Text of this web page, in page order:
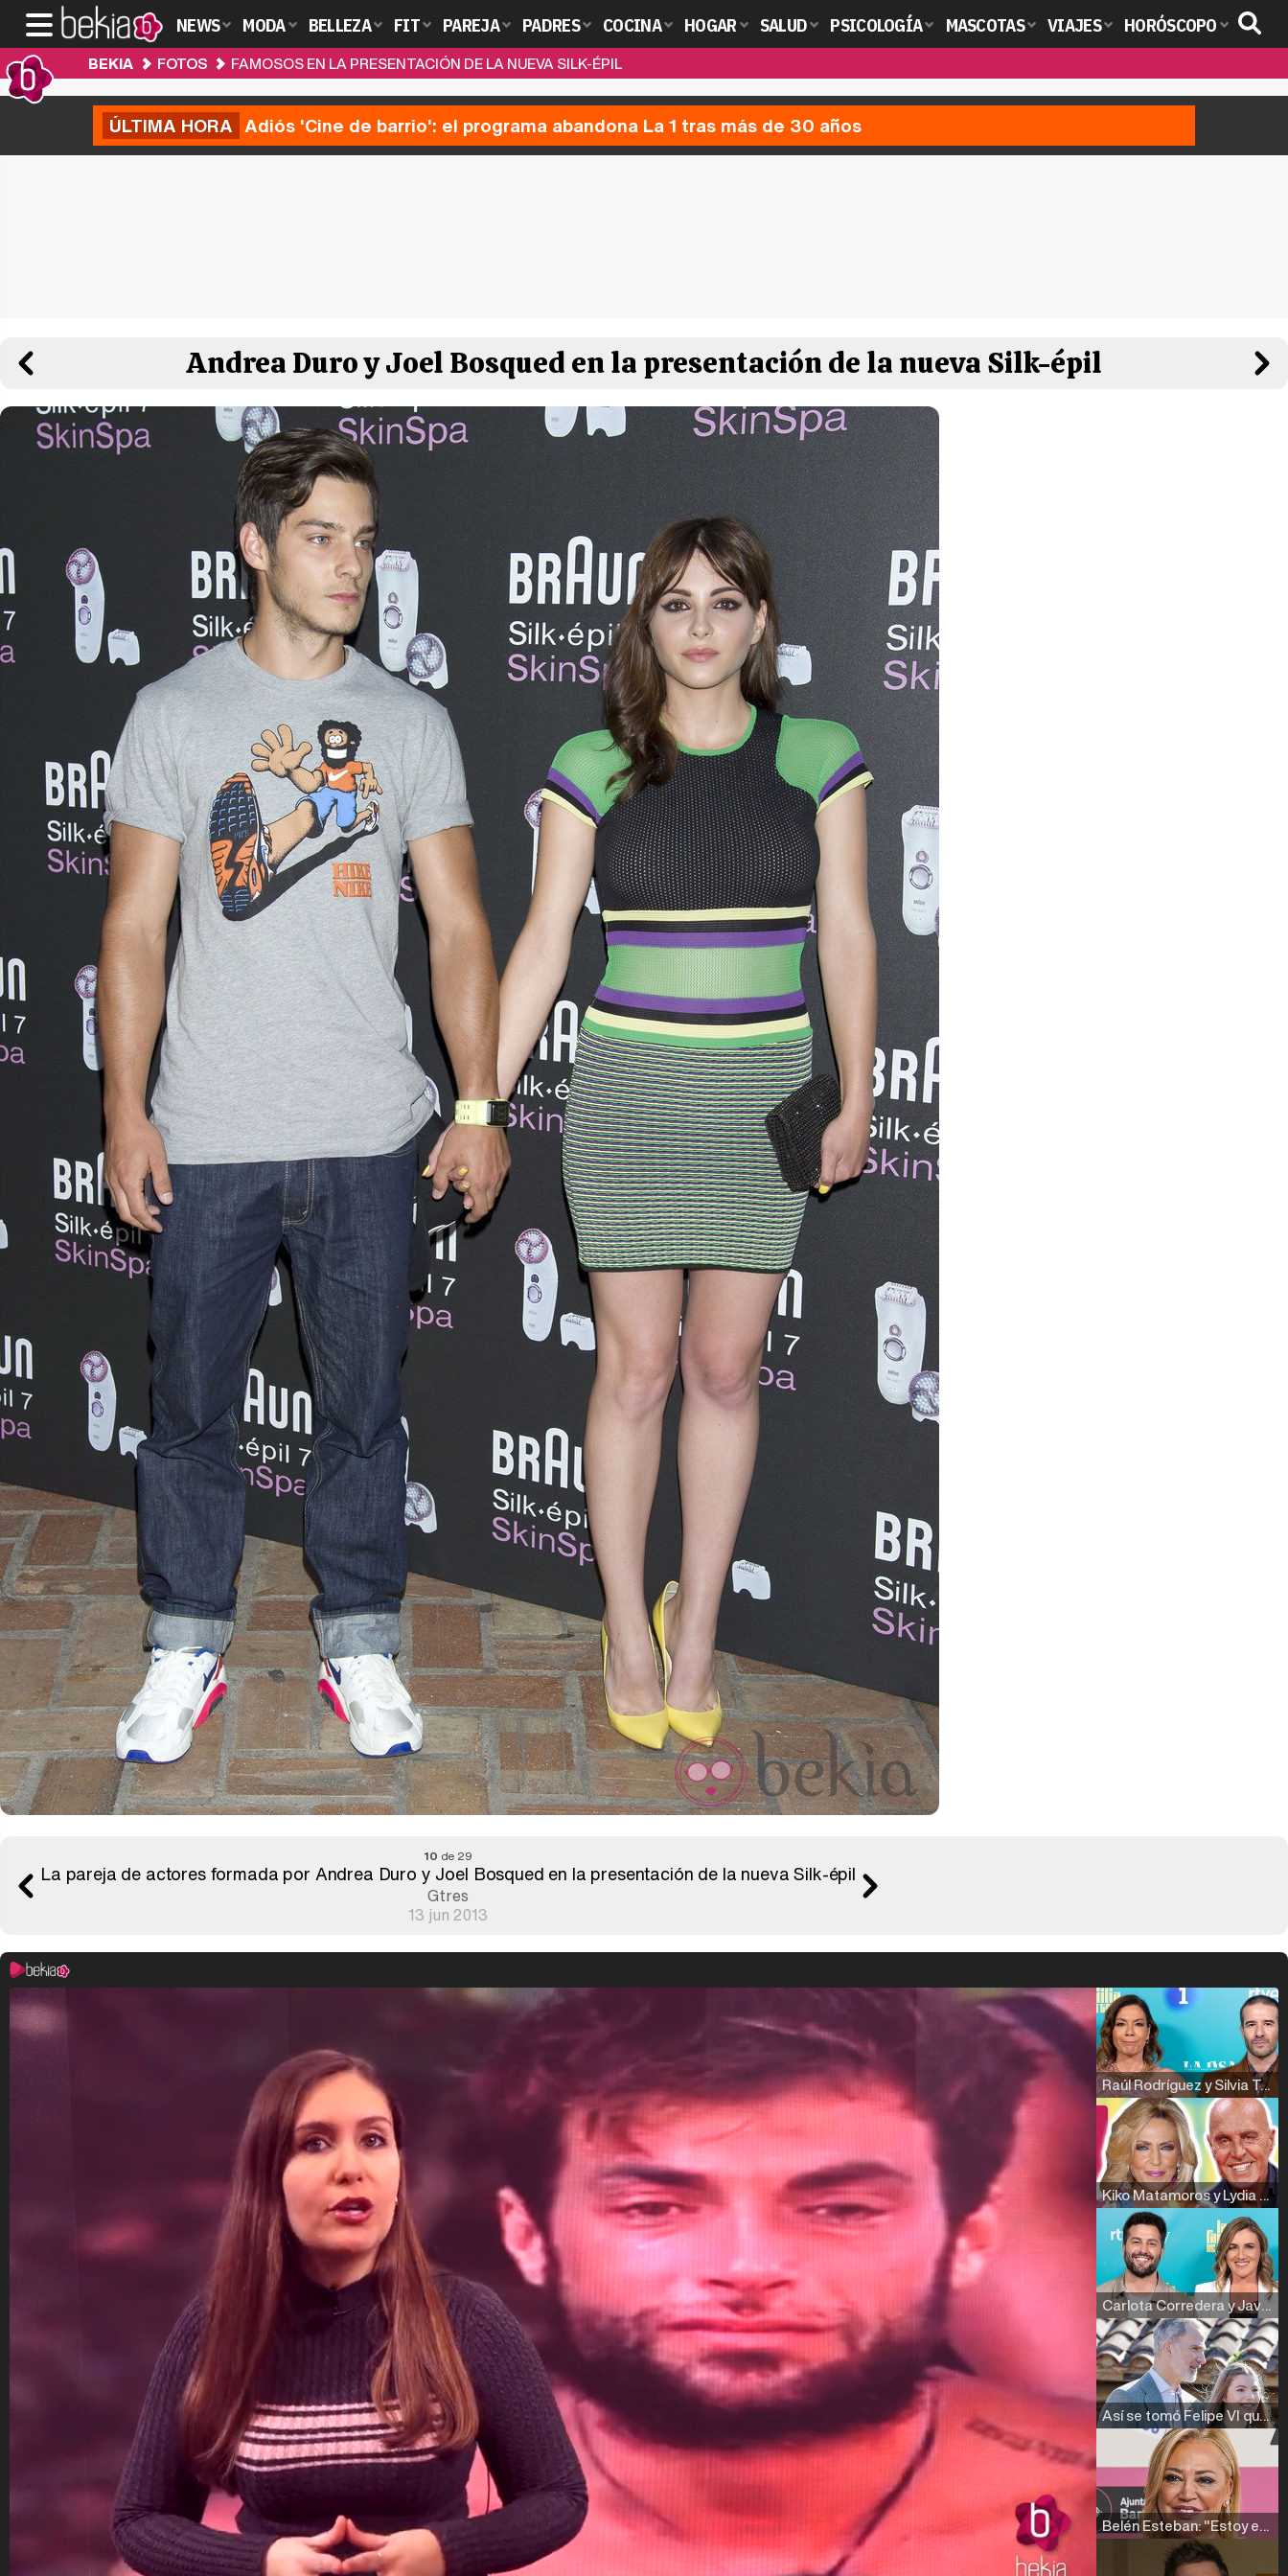
NEWS MODA BELLEZA FIT PAREJA PADRES COCINA HOGAR SALUD PSICOLOGÍA MASCOTAS VIAJES HORÓSCOPO
BEKIA FOTOS FAMOSOS EN LA PRESENTACIÓN DE LA NUEVA SILK-ÉPIL
ÚLTIMA HORA Adiós 'Cine de barrio': el programa abandona La 1 tras más de 30 años
Andrea Duro y Joel Bosqued en la presentación de la nueva Silk-épil
10 de 29
La pareja de actores formada por Andrea Duro y Joel Bosqued en la presentación de la nueva Silk-épil
Gtres
13 jun 2013
Raúl Rodríguez y Silvia Taulés nos cuentan su papel en 'La familia de la tele'
Kiko Matamoros y Lydia Lozano: "Nuestro público es de todas las edades y RTVE tiene un público muy pegado a las novelas, al que tenemos que captar"
Carlota Corredera y Javier de Hoyos: "La tele tiene que representar al público también y aquí están todos los perfiles posibles&quo;
Así se tomó Felipe VI que la Infanta Sofía no quisiera recibir formación militar
Belén Esteban: "Estoy emocionada, muy contenta y muy feliz por llegar a RTVE"